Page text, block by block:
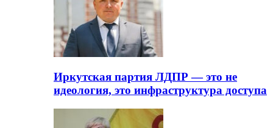
Иркутская партия ЛДПР — это не
идеология, это инфраструктура доступа